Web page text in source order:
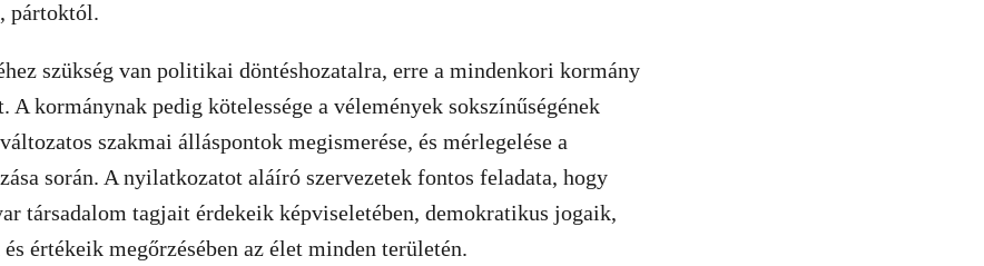
pártoktól.
szükség van politikai döntéshozatalra, erre a mindenkori kormány
A kormánynak pedig kötelessége a vélemények sokszínűségének
szakmai álláspontok megismerése, és mérlegelése a
során. A nyilatkozatot aláíró szervezetek fontos feladata, hogy
társadalom tagjait érdekeik képviseletében, demokratikus jogaik,
értékeik megőrzésében az élet minden területén.